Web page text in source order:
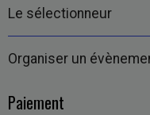
Le sélectionneur
Organiser un
Paiement